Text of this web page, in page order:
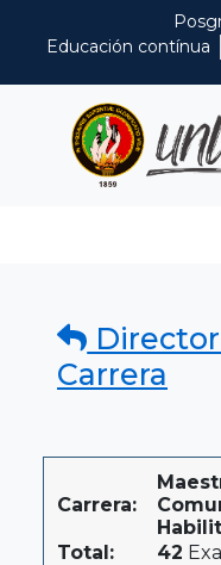
Educación contínua
Carrera
Carrera:
Total:
42